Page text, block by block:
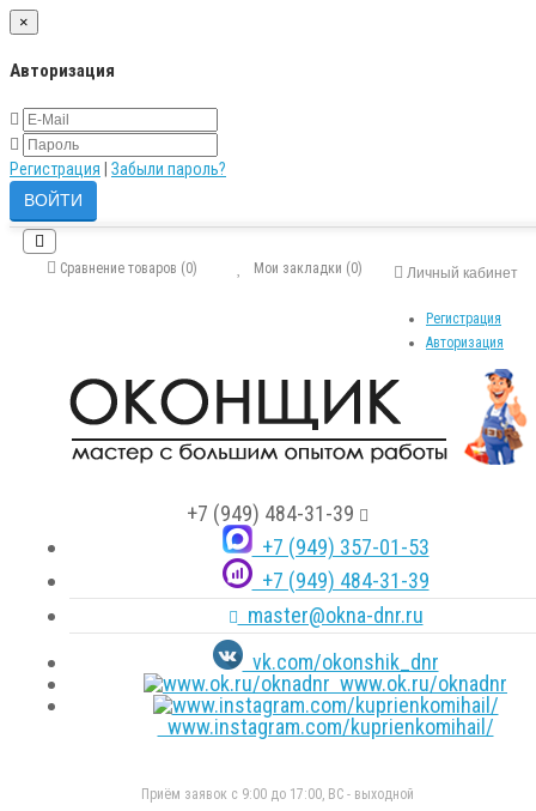
×
Авторизация
Регистрация Забыли пароль?
Личный кабинет
Регистрация
Авторизация
Мои закладки (0)
Сравнение товаров (0)
+7 (949) 484-31-39
+7 (949) 357-01-53
+7 (949) 484-31-39
master@okna-dnr.ru
vk.com/okonshik_dnr
www.ok.ru/oknadnr
www.instagram.com/kuprienkomihail/
Приём заявок с 9:00 до 17:00, ВС - выходной